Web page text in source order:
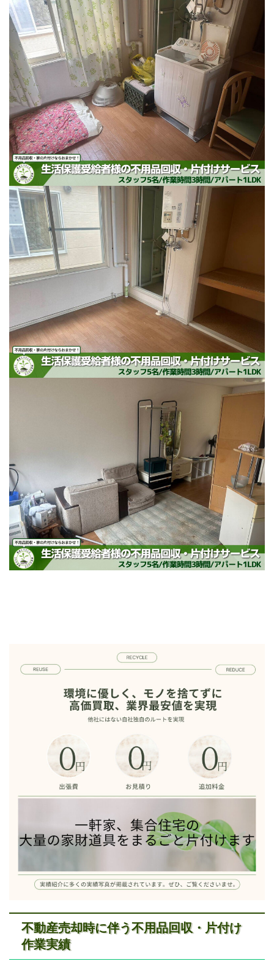
不動産売却時に伴う不用品回収・片付け
作業実績